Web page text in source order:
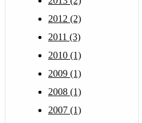
2012 (2)
2011 (3)
2010 (1)
2009 (1)
2008 (1)
2007 (1)